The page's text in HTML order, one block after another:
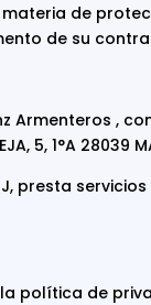
de
de su
Armenteros ,
5, 1°A 28039
presta
política de